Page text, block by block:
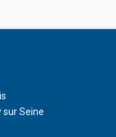
sur Seine